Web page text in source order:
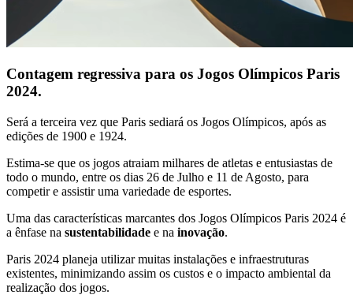
Contagem regressiva para os Jogos Olímpicos Paris
2024.
Será a terceira vez que Paris sediará os Jogos Olímpicos, após as
edições de 1900 e 1924.
Estima-se que os jogos atraiam milhares de atletas e entusiastas de
todo o mundo, entre os dias 26 de Julho e 11 de Agosto, para
competir e assistir uma variedade de esportes.
Uma das características marcantes dos Jogos Olímpicos Paris 2024 é
a ênfase na sustentabilidade e na inovação.
Paris 2024 planeja utilizar muitas instalações e infraestruturas
existentes, minimizando assim os custos e o impacto ambiental da
realização dos jogos.